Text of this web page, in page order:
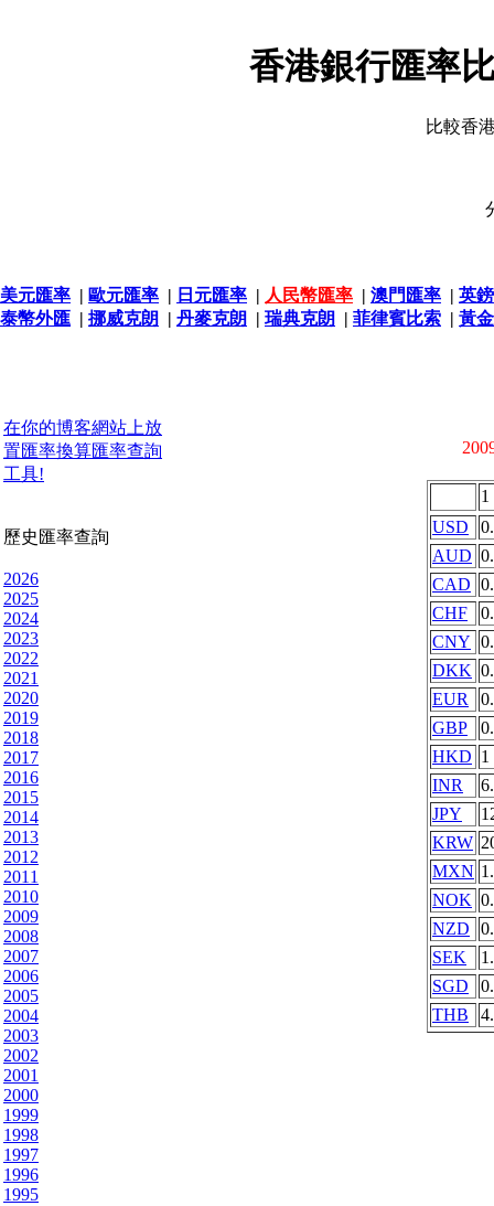
香港銀行匯率
比較香
美元匯率 | 歐元匯率 | 日元匯率 | 人民幣匯率 | 澳門匯率 | 英
泰幣外匯 | 挪威克朗 | 丹麥克朗 | 瑞典克朗 | 菲律賓比索 | 黃
在你的博客網站上放
置匯率換算匯率查詢
工具!
歷史匯率查詢
2026
2025
2024
2023
2022
2021
2020
2019
2018
2017
2016
2015
2014
2013
2012
2011
2010
2009
2008
2007
2006
2005
2004
2003
2002
2001
2000
1999
1998
1997
1996
1995
1
USD
AUD
CAD
CHF
CNY
DKK
EUR
GBP
HKD 1
INR
JPY
KRW
MXN
NOK
NZD
SEK
SGD
THB